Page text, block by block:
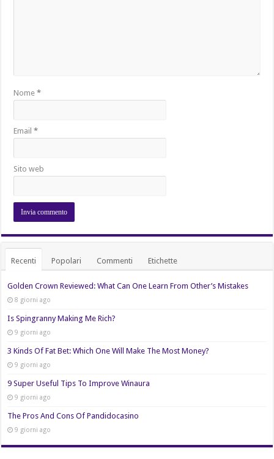
Nome*
Email*
Sito web
Recenti Popolari Commenti Etichette
Golden Crown Reviewed: What Can One Learn From Other’s Mistakes
8 giorni ago
Is Spingranny Making Me Rich?
9 giorni ago
3 Kinds Of Fat Bet: Which One Will Make The Most Money?
9 giorni ago
9 Super Useful Tips To Improve Winaura
9 giorni ago
The Pros And Cons Of Pandidocasino
9 giorni ago